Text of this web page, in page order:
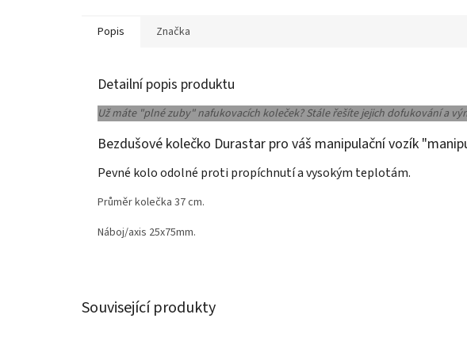
Související produkty
Popis Značka
Detailní popis produktu
Už máte "plné zuby" nafukovacích koleček? Stále řešíte jejich dofukování a
Bezdušové kolečko Durastar pro váš manipulační vozík
Pevné kolo odolné proti propíchnutí a vysokým teplotám.
Průměr kolečka 37 cm.
Náboj/axis 25x75mm.